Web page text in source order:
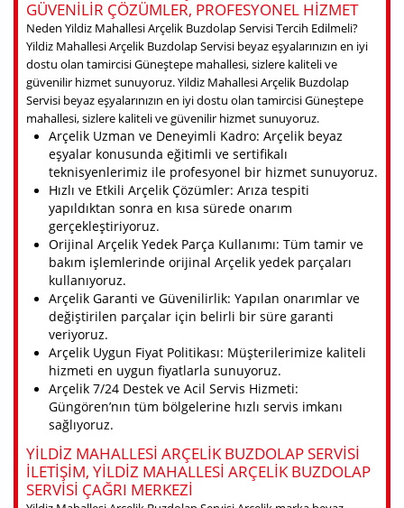
GÜVENILIR ÇÖZÜMLER, PROFESYONEL HIZMET
Neden Yildiz Mahallesi Arçelik Buzdolap Servisi Tercih Edilmeli?
Yildiz Mahallesi Arçelik Buzdolap Servisi beyaz eşyalarınızın en iyi
dostu olan tamircisi Güneştepe mahallesi, sizlere kaliteli ve
güvenilir hizmet sunuyoruz. Yildiz Mahallesi Arçelik Buzdolap
Servisi beyaz eşyalarınızın en iyi dostu olan tamircisi Güneştepe
mahallesi, sizlere kaliteli ve güvenilir hizmet sunuyoruz.
Arçelik Uzman ve Deneyimli Kadro: Arçelik beyaz
eşyalar konusunda eğitimli ve sertifikalı
teknisyenlerimiz ile profesyonel bir hizmet sunuyoruz.
Hızlı ve Etkili Arçelik Çözümler: Arıza tespiti
yapıldıktan sonra en kısa sürede onarım
gerçekleştiriyoruz.
Orijinal Arçelik Yedek Parça Kullanımı: Tüm tamir ve
bakım işlemlerinde orijinal Arçelik yedek parçaları
kullanıyoruz.
Arçelik Garanti ve Güvenilirlik: Yapılan onarımlar ve
değiştirilen parçalar için belirli bir süre garanti
veriyoruz.
Arçelik Uygun Fiyat Politikası: Müşterilerimize kaliteli
hizmeti en uygun fiyatlarla sunuyoruz.
Arçelik 7/24 Destek ve Acil Servis Hizmeti:
Güngören’nın tüm bölgelerine hızlı servis imkanı
sağlıyoruz.
YILDIZ MAHALLESI ARÇELIK BUZDOLAP SERVISI
ILETIŞIM, YILDIZ MAHALLESI ARÇELIK BUZDOLAP
SERVISI ÇAĞRI MERKEZI